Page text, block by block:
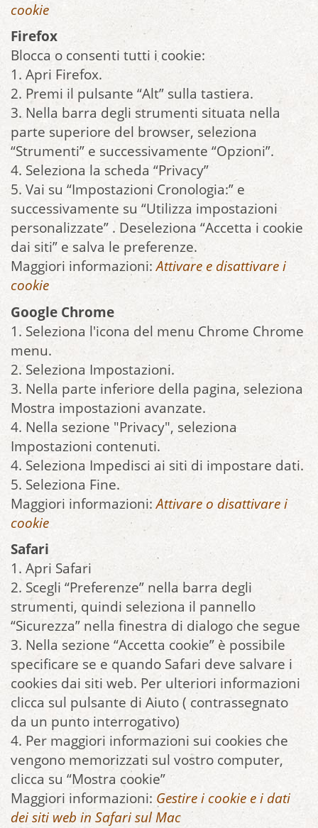
cookie
Firefox
Blocca o consenti tutti i cookie:
1. Apri Firefox.
2. Premi il pulsante “Alt” sulla tastiera.
3. Nella barra degli strumenti situata nella
parte superiore del browser, seleziona
“Strumenti” e successivamente “Opzioni”.
4. Seleziona la scheda “Privacy”
5. Vai su “Impostazioni Cronologia:” e
successivamente su “Utilizza impostazioni
personalizzate” . Deseleziona “Accetta i cookie
dai siti” e salva le preferenze.
Maggiori informazioni:Attivare e disattivare i
cookie
Google Chrome
1. Seleziona l'icona del menu Chrome Chrome
menu.
2. Seleziona Impostazioni.
3. Nella parte inferiore della pagina, seleziona
Mostra impostazioni avanzate.
4. Nella sezione "Privacy", seleziona
Impostazioni contenuti.
4. Seleziona Impedisci ai siti di impostare dati.
5. Seleziona Fine.
Maggiori informazioni:Attivare o disattivare i
cookie
Safari
1. Apri Safari
2. Scegli “Preferenze” nella barra degli
strumenti, quindi seleziona il pannello
“Sicurezza” nella finestra di dialogo che segue
3. Nella sezione “Accetta cookie” è possibile
specificare se e quando Safari deve salvare i
cookies dai siti web. Per ulteriori informazioni
clicca sul pulsante di Aiuto ( contrassegnato
da un punto interrogativo)
4. Per maggiori informazioni sui cookies che
vengono memorizzati sul vostro computer,
clicca su “Mostra cookie”
Maggiori informazioni: Gestire i cookie e i dati
dei siti web in Safari sul Mac